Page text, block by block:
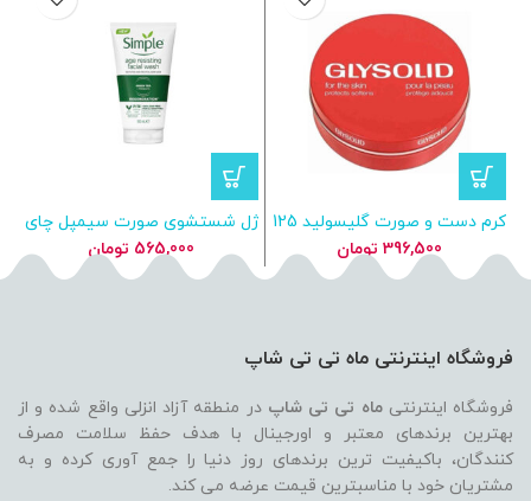
کرم دست و صورت گلیسولید 125
میل برای پوست خشک
396,500 تومان
ژل شستشوی صورت سیمپل چای
Green Tea
565,000 تومان
فروشگاه اینترنتی ماه تی تی شاپ
فروشگاه اینترنتیماه تی تی شاپ در منطقه آزاد انزلی واقع شده و از
بهترین برندهای معتبر و اورجینال با هدف حفظ سلامت مصرف
کنندگان، باکیفیت ترین برندهای روز دنیا را جمع آوری کرده و به
مشتریان خود با مناسبترین قیمت عرضه می کند.